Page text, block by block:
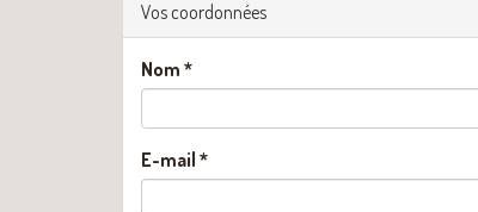
Vos coordonnées
Nom *
E-mail *